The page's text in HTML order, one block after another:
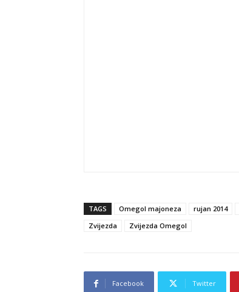
TAGS Omegol majoneza rujan 2014
Zvijezda
Zvijezda Omegol
Facebook Twitter